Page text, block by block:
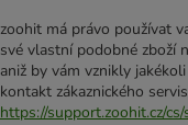
zoohit má právo používat
své vlastní podobné zboží
aniž by vám vznikly
kontakt zákaznického
https://support.zoohit.cz/